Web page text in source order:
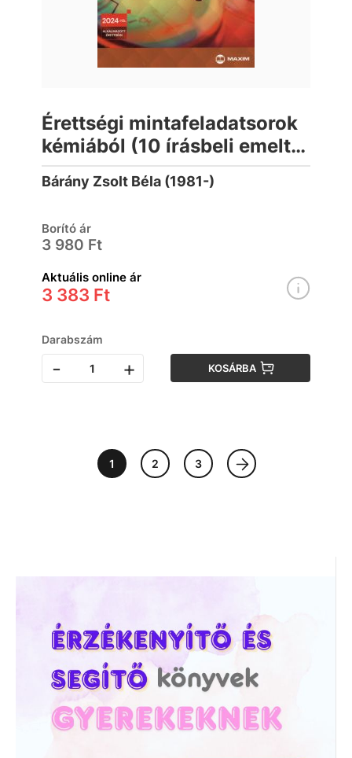
Érettségi mintafeladatsorok
kémiából (10 írásbeli emelt
szintű feladatsor) - 2024-től
érvényes
Bárány Zsolt Béla (1981-)
Borító ár
3 980 Ft
Aktuális online ár
3 383 Ft
Darabszám
- + KOSÁRBA
1 2 3